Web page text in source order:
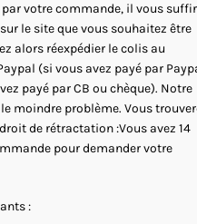
votre commande, il vous
le site que vous souhaitez être
alors réexpédier le colis au
(si vous avez payé par
payé par CB ou chèque). Notre
moindre problème. Vous
de rétractation :Vous avez 14
pour demander votre
: